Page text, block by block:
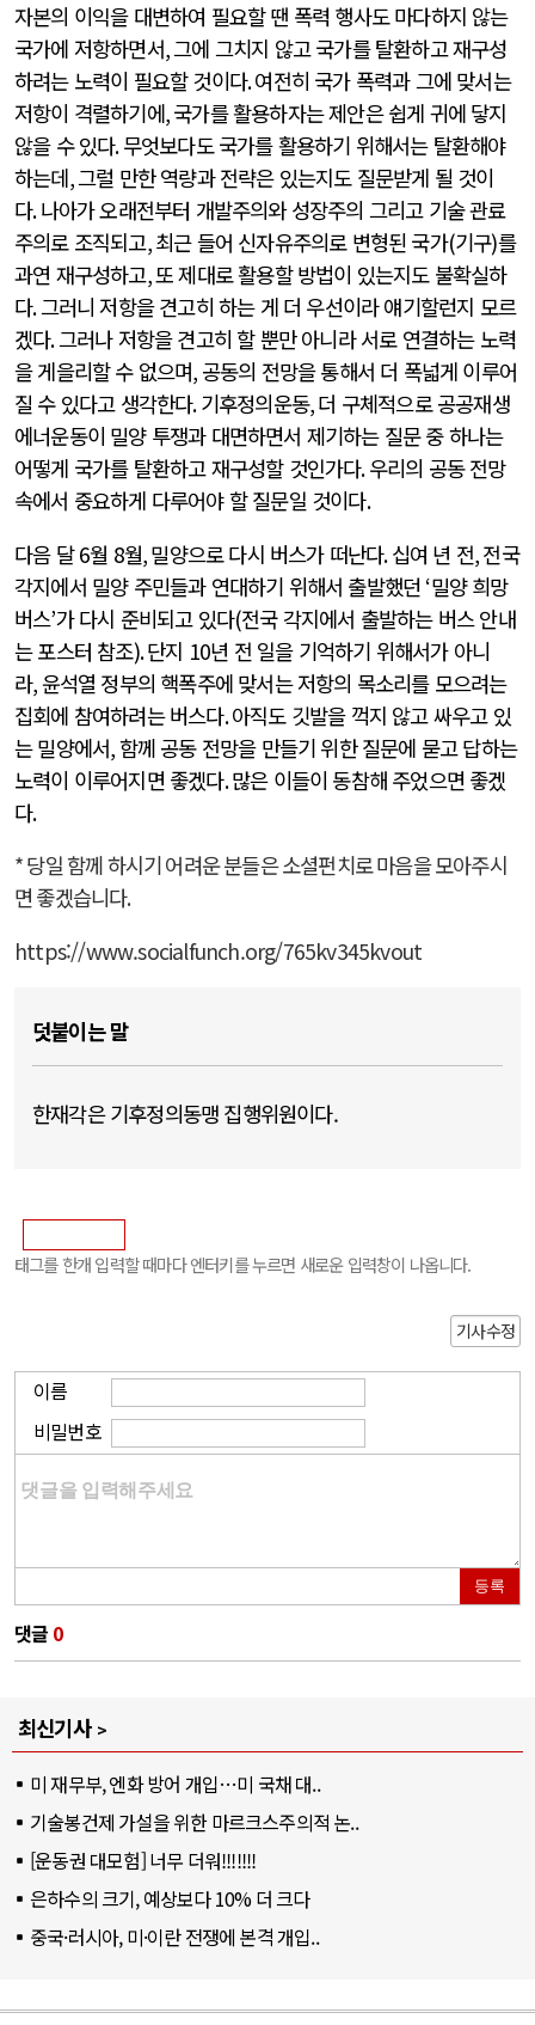
자본의 이익을 대변하여 필요할 땐 폭력 행사도 마다하지 않는
국가에 저항하면서,그에 그치지 않고 국가를 탈환하고 재구성
하려는 노력이 필요할 것이다.여전히 국가 폭력과 그에 맞서는
저항이 격렬하기에,국가를 활용하자는 제안은 쉽게 귀에 닿지
않을 수 있다.무엇보다도 국가를 활용하기 위해서는 탈환해야
하는데,그럴 만한 역량과 전략은 있는지도 질문받게 될 것이
다.나아가 오래전부터 개발주의와 성장주의 그리고 기술 관료
주의로 조직되고,최근 들어 신자유주의로 변형된 국가(기구)를
과연 재구성하고,또 제대로 활용할 방법이 있는지도 불확실하
다.그러니 저항을 견고히 하는 게 더 우선이라 얘기할런지 모르
겠다.그러나 저항을 견고히 할 뿐만 아니라 서로 연결하는 노력
을 게을리할 수 없으며, 공동의 전망을 통해서 더 폭넓게 이루어
질 수 있다고 생각한다.기후정의운동,더 구체적으로 공공재생
에너운동이 밀양 투쟁과 대면하면서 제기하는 질문 중 하나는
어떻게 국가를 탈환하고 재구성할 것인가다.우리의 공동 전망
속에서 중요하게 다루어야 할 질문일 것이다.
다음 달6월 8월,밀양으로 다시 버스가 떠난다.십여 년 전,전국
각지에서 밀양 주민들과 연대하기 위해서 출발했던 ‘밀양 희망
버스’가 다시 준비되고 있다(전국 각지에서 출발하는 버스 안내
는 포스터 참조).단지 10년 전 일을 기억하기 위해서가 아니
라,윤석열 정부의 핵폭주에 맞서는 저항의 목소리를 모으려는
집회에 참여하려는 버스다.아직도 깃발을 꺽지 않고 싸우고 있
는 밀양에서, 함께 공동 전망을 만들기 위한 질문에 묻고 답하는
노력이 이루어지면 좋겠다.많은 이들이 동참해 주었으면 좋겠
다.
* 당일 함께 하시기 어려운 분들은 소셜펀치로 마음을 모아주시
면 좋겠습니다.
https://www.socialfunch.org/765kv345kvout
덧붙이는 말
한재각은 기후정의동맹 집행위원이다.
태그를 한개 입력할 때마다 엔터키를 누르면 새로운 입력창이 나옵니다.
기사수정
이름
비밀번호
등록
댓글 0
최신기사
미 재무부, 엔화 방어 개입…미 국채 대..
기술봉건제 가설을 위한 마르크스주의적 논..
[운동권 대모험] 너무 더워!!!!!!!
은하수의 크기, 예상보다 10% 더 크다
중국·러시아, 미·이란 전쟁에 본격 개입..